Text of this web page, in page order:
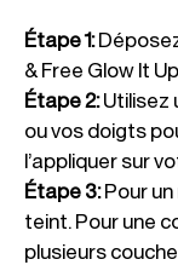
Étape 1:
& Free Glow It
Étape 2:Utilisez
ou vos doigts
l’appliquer sur
Étape 3:Pour
teint. Pour une
plusieurs